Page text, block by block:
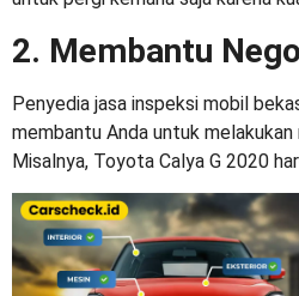
2. Membantu
Penyedia jasa inspeksi mobil
membantu Anda untuk melakukan
Misalnya, Toyota Calya G 2020